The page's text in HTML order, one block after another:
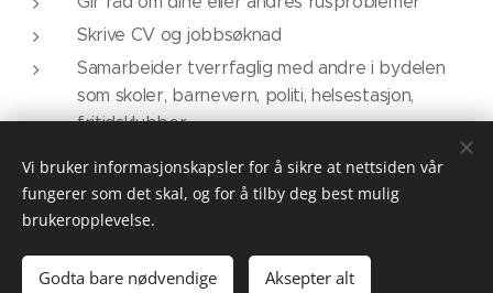
Skrive CV og jobbsøknad
Samarbeider tverrfaglig med andre i bydelen
som skoler, barnevern, politi, helsestasjon,
fritidsklubber
Besøksadresse: Langbølgen 2 A, 1150 Oslo
Vi bruker informasjonskapsler for å sikre at nettsiden vår
fungerer som det skal, og for å tilby deg best mulig
brukeropplevelse.
Godta bare nødvendige Aksepter alt